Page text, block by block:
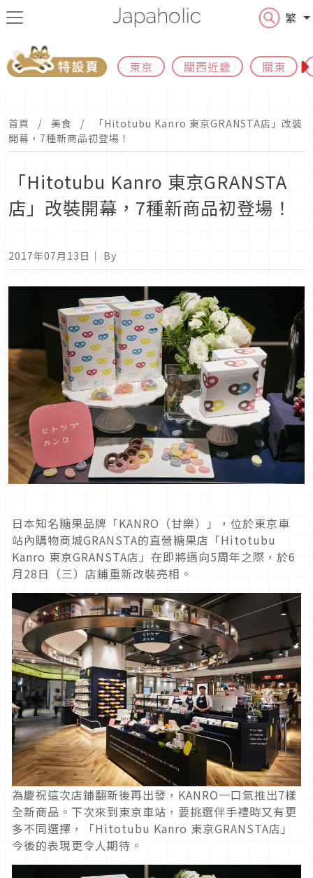
繁
東京 關西近畿 關東
首頁 美食
「Hitotubu Kanro 東京GRANSTA店」改裝
開幕，7種新商品初登場！
「Hitotubu Kanro 東京GRANSTA
店」改裝開幕，7種新商品初登場！
2017年07月13日 ｜ By
日本知名糖果品牌「KANRO（甘樂）」，位於東京車
站內購物商城GRANSTA的直營糖果店「Hitotubu
Kanro 東京GRANSTA店」在即將邁向5周年之際，於6
月28日（三）店鋪重新改裝亮相。
為慶祝這次店鋪翻新後再出發，KANRO一口氣推出7樣
全新商品。下次來到東京車站，要挑選伴手禮時又有更
多不同選擇，「Hitotubu Kanro 東京GRANSTA店」
今後的表現更令人期待。